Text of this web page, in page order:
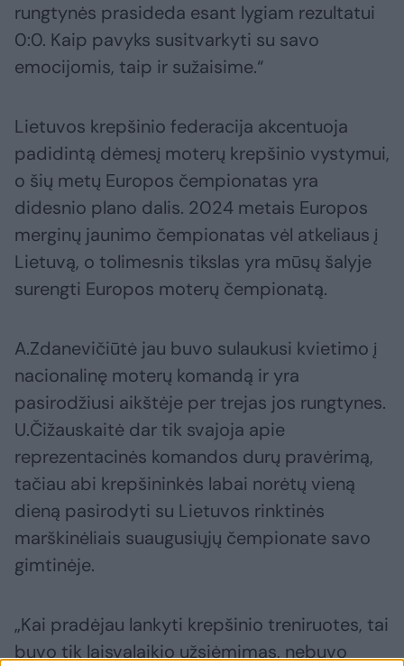
rungtynės prasideda esant lygiam rezultatui
0:0. Kaip pavyks susitvarkyti su savo
emocijomis, taip ir sužaisime.“
Lietuvos krepšinio federacija akcentuoja
padidintą dėmesį moterų krepšinio vystymui,
o šių metų Europos čempionatas yra
didesnio plano dalis. 2024 metais Europos
merginų jaunimo čempionatas vėl atkeliaus į
Lietuvą, o tolimesnis tikslas yra mūsų šalyje
surengti Europos moterų čempionatą.
A.Zdanevičiūtė jau buvo sulaukusi kvietimo į
nacionalinę moterų komandą ir yra
pasirodžiusi aikštėje per trejas jos rungtynes.
U.Čižauskaitė dar tik svajoja apie
reprezentacinės komandos durų pravėrimą,
tačiau abi krepšininkės labai norėtų vieną
dieną pasirodyti su Lietuvos rinktinės
marškinėliais suaugusiųjų čempionate savo
gimtinėje.
„Kai pradėjau lankyti krepšinio treniruotes, tai
buvo tik laisvalaikio užsiėmimas, nebuvo